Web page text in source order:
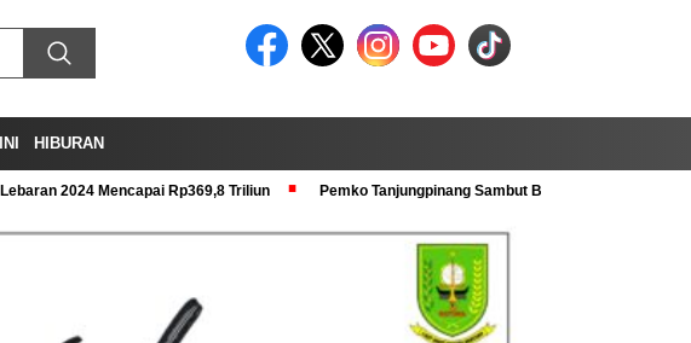
HIBURAN
2024 Mencapai Rp369,8 Triliun Pemko Tanjungpinang Sambut Baik Pra Verval KRS